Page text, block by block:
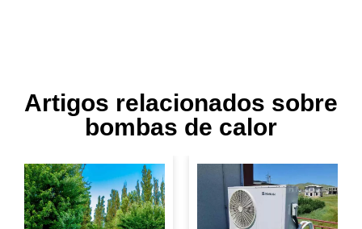
Artigos relacionados sobre
bombas de calor